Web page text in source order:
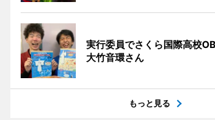
実行委員でさくら国際高校
大竹音環さん
もっと見る